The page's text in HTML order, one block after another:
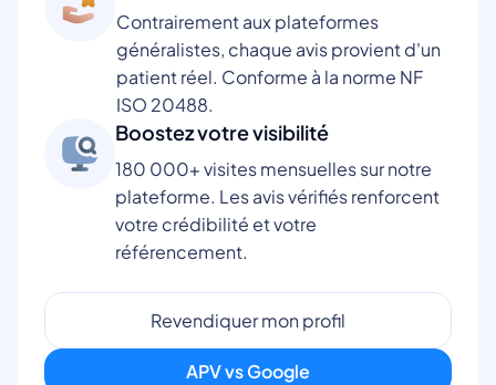
Contrairement aux plateformes
généralistes, chaque avis provient d'un
patient réel. Conforme à la norme NF
ISO 20488.
Boostez votre visibilité
180 000+ visites mensuelles sur notre
plateforme. Les avis vérifiés renforcent
votre crédibilité et votre
référencement.
Revendiquer mon profil
APV vs Google